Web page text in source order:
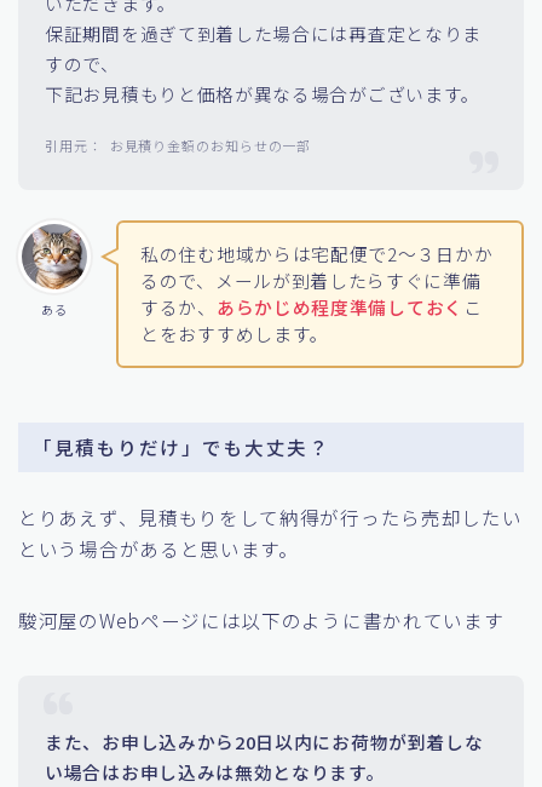
保証期間を過ぎて到着した場合には再査定となりま
すので、
下記お見積もりと価格が異なる場合がございます。
お見積り金額のお知らせの一部
ある
私の住む地域からは宅配便で2〜３日かか
るので、メールが到着したらすぐに準備
するか、 あらかじめ程度準備しておく こ
とをおすすめします。
「 見積もりだけ 」でも大丈夫？
とりあえず、見積もりをして納得が行ったら売却したい
という場合があると思います。
駿河屋のWebページには以下のように書かれています
また、お申し込みから20日以内にお荷物が到着しな
い場合はお申し込みは無効となります。